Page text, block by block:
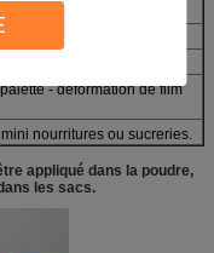
- déformation de film
nourritures ou sucreries.
appliqué dans la poudre,
les sacs.